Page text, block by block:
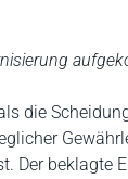
die
Der beklagte